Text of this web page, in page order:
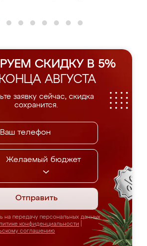
СКИДКУ В 5%
АВГУСТА
заявку сейчас, скидка
сохранится.
Желаемый бюджет
Отправить
на передачу персональных данных
конфиденциальности
соглашению